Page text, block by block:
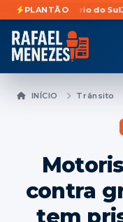
PLANTÃO
Rosário do SulJovem é
INÍCIO Trânsito
contra
tem